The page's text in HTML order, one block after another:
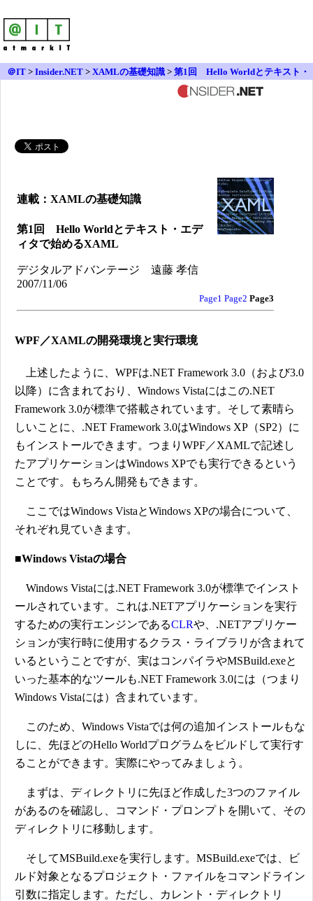
＠IT > Insider.NET > XAMLの基礎知識 > 第1回 Hello Worldとテキスト・
連載：XAMLの基礎知識
第1回 Hello Worldとテキスト・エデ
ィタで始めるXAML
デジタルアドバンテージ 遠藤 孝信
2007/11/06
Page1 Page2 Page3
WPF／XAMLの開発環境と実行環境
上述したように、WPFは.NET Framework 3.0（および3.0
以降）に含まれており、Windows Vistaにはこの.NET
Framework 3.0が標準で搭載されています。そして素晴ら
しいことに、.NET Framework 3.0はWindows XP（SP2）に
もインストールできます。つまりWPF／XAMLで記述し
たアプリケーションはWindows XPでも実行できるという
ことです。もちろん開発もできます。
ここではWindows VistaとWindows XPの場合について、
それぞれ見ていきます。
■Windows Vistaの場合
Windows Vistaには.NET Framework 3.0が標準でインスト
ールされています。これは.NETアプリケーションを実行
するための実行エンジンであるCLRや、.NETアプリケー
ションが実行時に使用するクラス・ライブラリが含まれて
いるということですが、実はコンパイラやMSBuild.exeと
いった基本的なツールも.NET Framework 3.0には（つまり
Windows Vistaには）含まれています。
このため、Windows Vistaでは何の追加インストールもな
しに、先ほどのHello Worldプログラムをビルドして実行す
ることができます。実際にやってみましょう。
まずは、ディレクトリに先ほど作成した3つのファイル
があるのを確認し、コマンド・プロンプトを開いて、その
ディレクトリに移動します。
そしてMSBuild.exeを実行します。MSBuild.exeでは、ビ
ルド対象となるプロジェクト・ファイルをコマンドライン
引数に指定します。ただし、カレント・ディレクトリ